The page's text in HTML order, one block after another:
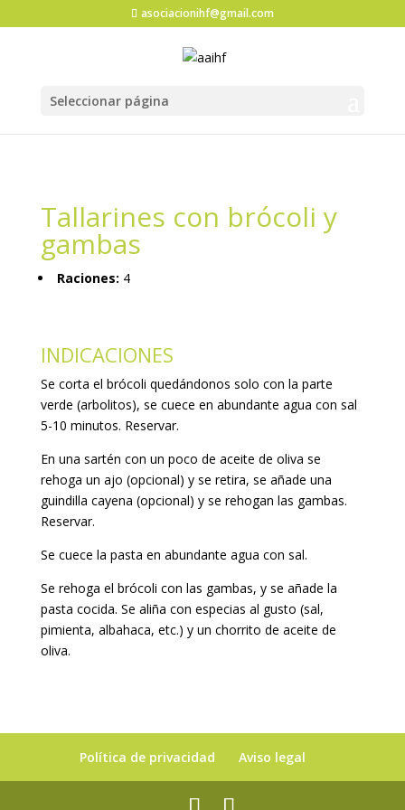
asociacionihf@gmail.com
Seleccionar página
Tallarines con brócoli y
gambas
Raciones: 4
INDICACIONES
Se corta el brócoli quedándonos solo con la parte
verde (arbolitos), se cuece en abundante agua con sal
5-10 minutos. Reservar.
En una sartén con un poco de aceite de oliva se
rehoga un ajo (opcional) y se retira, se añade una
guindilla cayena (opcional) y se rehogan las gambas.
Reservar.
Se cuece la pasta en abundante agua con sal.
Se rehoga el brócoli con las gambas, y se añade la
pasta cocida. Se aliña con especias al gusto (sal,
pimienta, albahaca, etc.) y un chorrito de aceite de
oliva.
Política de privacidad Aviso legal